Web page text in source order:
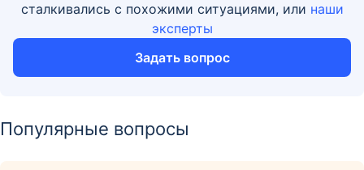
сталкивались с похожими ситуациями, или наши
эксперты
Задать вопрос
Популярные вопросы